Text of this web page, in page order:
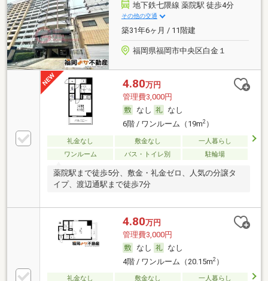
地下鉄七隈線 薬院駅 徒歩4分
その他の交通
築31年6ヶ月 / 11階建
福岡県福岡市中央区白金１
4.80万円
管理費3,000円
なし
なし
6階 / ワンルーム（19m2）
礼金なし 敷金なし
一人暮らし
ワンルーム
バス・トイレ別 駐輪場
薬院駅まで徒歩5分、敷金・礼金ゼロ、人気の分譲タ
イプ、渡辺通駅まで徒歩7分
4.80万円
管理費3,000円
なし
なし
4階 / ワンルーム（20.15m2）
礼金なし 敷金なし
一人暮らし